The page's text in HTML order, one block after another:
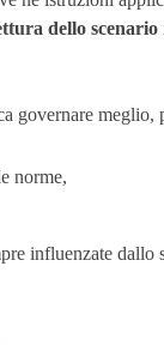
dello scenario
governare meglio,
norme,
influenzate dallo